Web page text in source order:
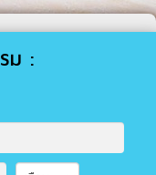
ม :